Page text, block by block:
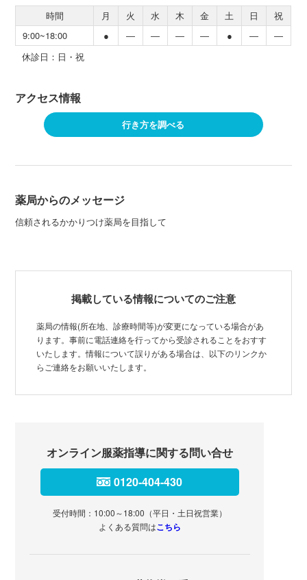
時間 月 火 水 木 金 土 日
祝
9:00~18:00
● ― ― ― ― ● ―
―
休診日：日・祝
アクセス情報
行き方を調べる
薬局からのメッセージ
信頼されるかかりつけ薬局を目指して
掲載している情報についてのご注意
薬局の情報(所在地、診療時間等)が変更になっている場合があ
ります。事前に電話連絡を行ってから受診されることをおすす
いたします。情報について誤りがある場合は、以下のリンクか
らご連絡をお願いいたします。
オンライン服薬指導に関する問い合せ
0120-404-430
受付時間：10:00～18:00（平日・土日祝営業）
よくある質問はこちら